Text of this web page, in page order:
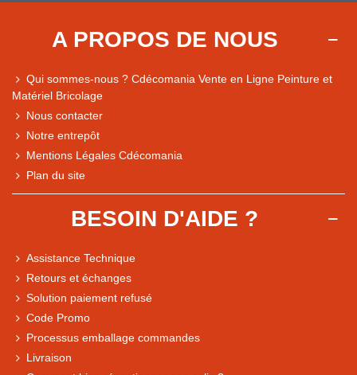
A PROPOS DE NOUS
Qui sommes-nous ? Cdécomania Vente en Ligne Peinture et
Matériel Bricolage
Nous contacter
Notre entrepôt
Mentions Légales Cdécomania
Plan du site
BESOIN D'AIDE ?
Assistance Technique
Retours et échanges
Solution paiement refusé
Code Promo
Processus emballage commandes
Livraison